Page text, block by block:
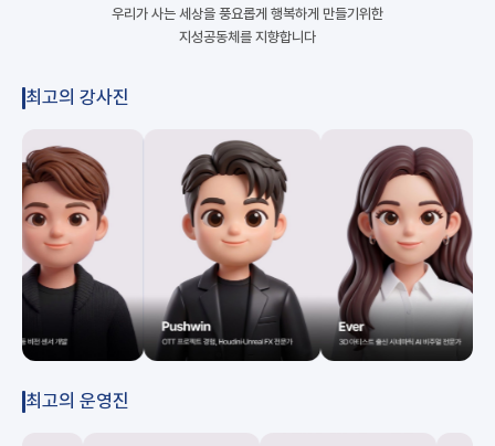
우리가 사는 세상을 풍요롭게 행복하게 만들기위한
지성공동체를 지향합니다
최고의 강사진
최고의 운영진